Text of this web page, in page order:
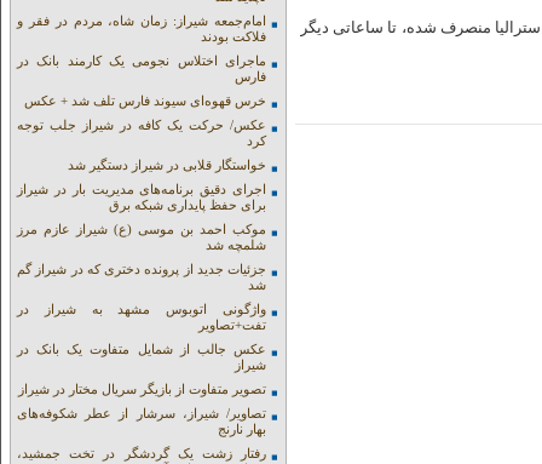
منصرف شده، تا ساعاتی دیگر
امام‌جمعه شیراز: زمان شاه، مردم در فقر و
فلاکت بودند
ماجرای اختلاس نجومی یک کارمند بانک در
فارس
خرس قهوه‌ای سیوند فارس تلف شد + عکس
عکس/ حرکت یک کافه در شیراز جلب توجه
کرد
خواستگار قلابی در شیراز دستگیر شد
اجرای دقیق برنامه‌های مدیریت بار در شیراز
برای حفظ پایداری شبکه برق
موکب احمد بن موسی (ع) شیراز عازم مرز
شلمچه شد
جزئیات جدید از پرونده دختری که در شیراز گم
شد
واژگونی اتوبوس مشهد به شیراز در
تفت+تصاویر
عکس جالب از شمایل متفاوت یک بانک در
شیراز
تصویر متفاوت از بازیگر سریال مختار در شیراز
تصاویر/ شیراز، سرشار از عطر شکوفه‌های
بهار نارنج
رفتار زشت یک گردشگر در تخت جمشید،